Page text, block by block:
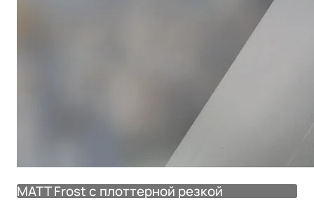
MATT Frost с плоттерной резкой